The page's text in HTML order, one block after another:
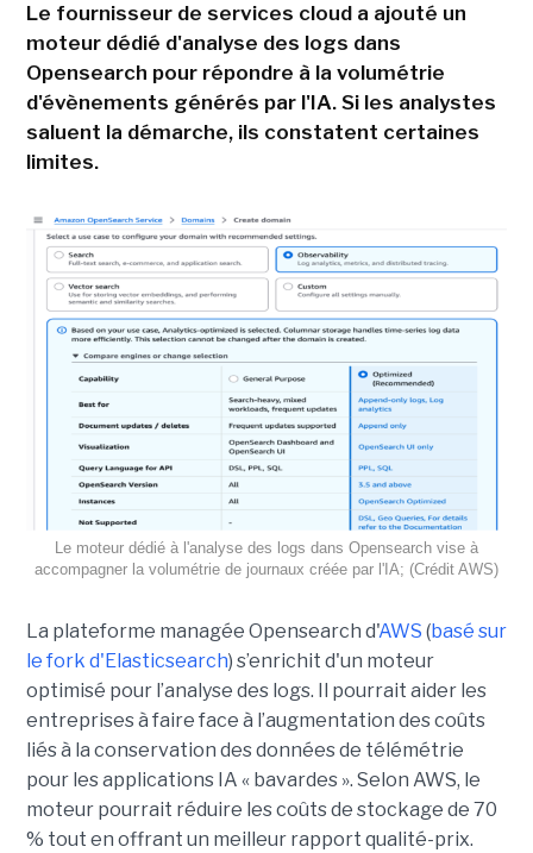
Le fournisseur de services cloud a ajouté un
moteur dédié d'analyse des logs dans
Opensearch pour répondre à la volumétrie
d'évènements générés par l'IA. Si les analystes
saluent la démarche, ils constatent certaines
limites.
Le moteur dédié à l'analyse des logs dans Opensearch vise à
accompagner la volumétrie de journaux créée par l'IA; (Crédit AWS)
La plateforme managée Opensearch d'AWS (basé sur
le fork d'Elasticsearch) s’enrichit d'un moteur
optimisé pour l’analyse des logs. Il pourrait aider les
entreprises à faire face à l’augmentation des coûts
liés à la conservation des données de télémétrie
pour les applications IA « bavardes ». Selon AWS, le
moteur pourrait réduire les coûts de stockage de 70
% tout en offrant un meilleur rapport qualité-prix.